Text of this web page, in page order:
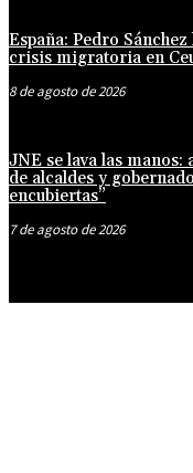
España: Pedro
crisis migratoria en
8 de agosto de 2026
JNE se lava las
de alcaldes y
encubiertas”
7 de agosto de 2026